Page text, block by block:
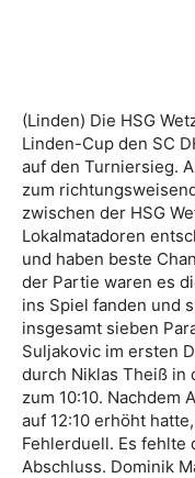
(Linden) Die HSG
Linden-Cup den SC
auf den Turniersieg.
zum
zwischen der HSG
Lokalmatadoren
und haben beste
der Partie waren es
ins Spiel fanden und
insgesamt sieben
Suljakovic im ersten
durch Niklas Theiß in
zum 10:10. Nachdem
auf 12:10 erhöht
Fehlerduell. Es fehlte
Abschluss. Dominik